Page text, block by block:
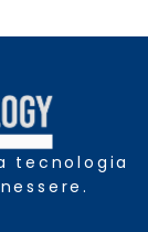
tecnologia